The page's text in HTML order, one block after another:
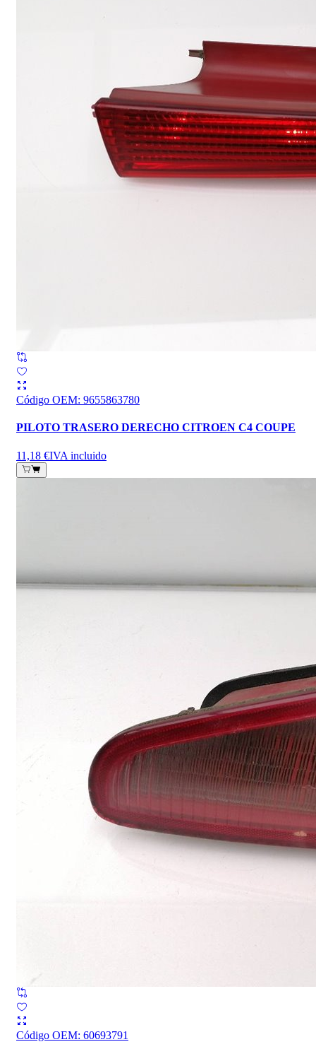
Código OEM: 9655863780
PILOTO TRASERO DERECHO CITROEN C4 COUPE
11,18 €IVA incluido
Código OEM: 60693791